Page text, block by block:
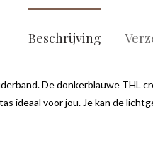
Beschrijving
De donkerblauwe THL
ideaal voor jou. Je kan de